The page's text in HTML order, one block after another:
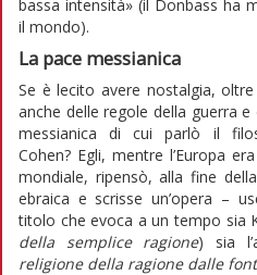
bassa intensità» (il Donbass ha
il mondo).
La pace messianica
Se è lecito avere nostalgia,
anche delle regole della guerra
messianica di cui parlò il
Cohen? Egli, mentre l’Europa
mondiale, ripensò, alla fine
ebraica e scrisse un’opera –
titolo che evoca a un tempo sia
della semplice ragione) sia
religione della ragione dalle